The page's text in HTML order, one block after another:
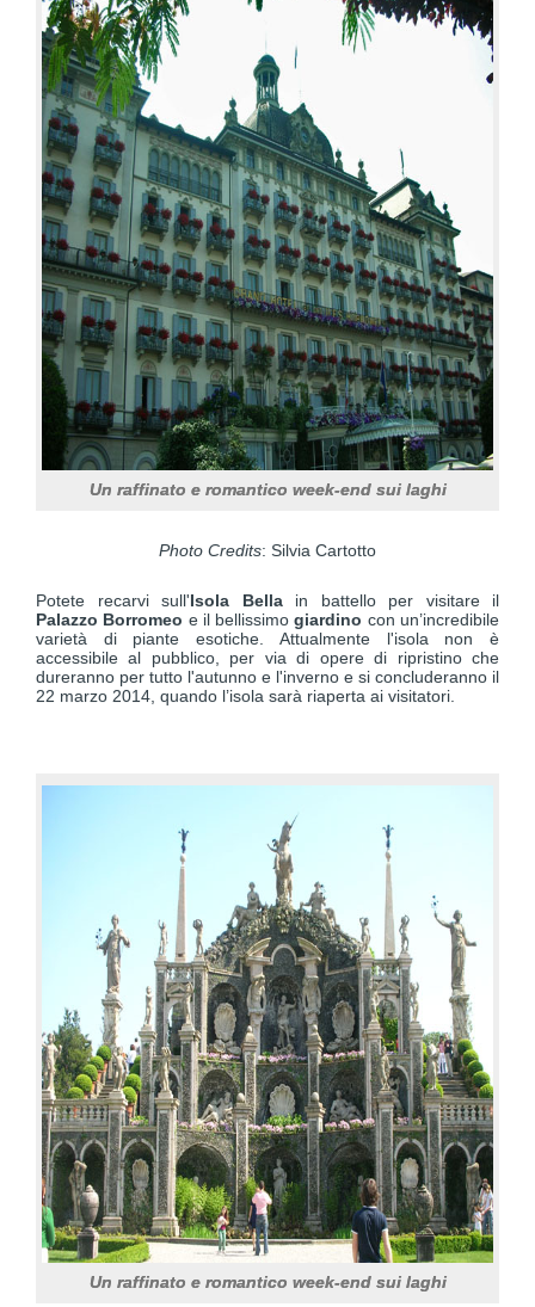
Un raffinato e romantico week-end sui laghi
Photo Credits: Silvia Cartotto
Potete recarvi sull'Isola Bellain battello per visitare il
Palazzo Borromeo e il bellissimo giardino con un’incredibile
varietà di piante esotiche. Attualmente l'isola non è
accessibile al pubblico, per via di opere di ripristino che
dureranno per tutto l'autunno e l'inverno e si concluderanno il
22 marzo 2014, quando l’isola sarà riaperta ai visitatori.
Un raffinato e romantico week-end sui laghi